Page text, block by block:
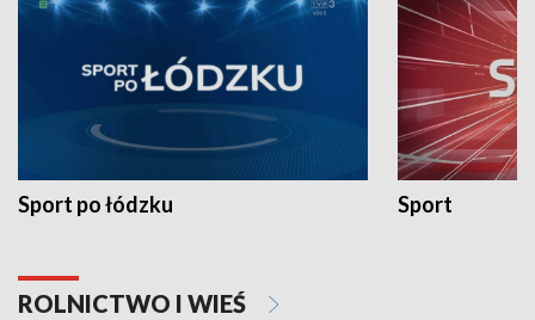
Sport po łódzku Sport
ROLNICTWO I WIEŚ